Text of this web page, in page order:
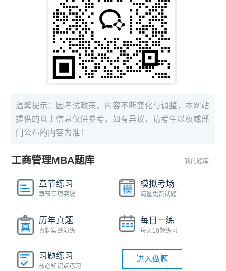
温馨提示：因考试政策、内容不断变化与调整，本网站
提供的以上信息仅供参考，如有异议，请考生以权威部
门公布的内容为准！
工商管理MBA题库 我的题库
章节练习
章节专项突破
模拟考场
海量免费试题
历年真题
真题实战演练
每日一练
每天10题练习
习题练习
核心知识点练习
进入做题